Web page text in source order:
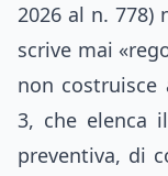
2026 al n. 778)
scrive mai
non costruisce
3, che elenca
preventiva, di